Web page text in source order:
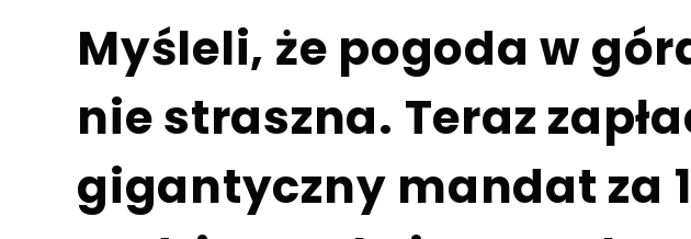
Myśleli, że pogoda w
nie straszna. Teraz
gigantyczny mandat za